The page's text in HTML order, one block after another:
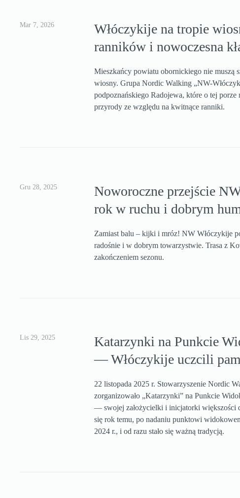
Mar 7, 2026
Włóczykije na tropie
ranników i nowoczesna
Mieszkańcy powiatu obornickiego nie muszą
wiosny. Grupa Nordic Walking „NW-
podpoznańskiego Radojewa, które o tej
przyrody ze względu na kwitnące ranniki.
Gru 28, 2025
Noworoczne przejście
rok w ruchu i dobrym
Zamiast balu – kijki i mróz! NW Włóczykije
radośnie i w dobrym towarzystwie. Trasa z
zakończeniem sezonu.
Lis 29, 2025
Katarzynki na Punkcie
— Włóczykije uczcili
22 listopada 2025 r. Stowarzyszenie Nordic
zorganizowało „Katarzynki” na Punkcie
— swojej założycielki i inicjatorki większości
się rok temu, po nadaniu punktowi
2024 r., i od razu stało się ważną tradycją.